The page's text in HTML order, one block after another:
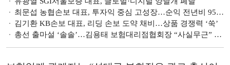
최문섭 농협손보 대표, 투자익 중심 고성장…순익 전년비 95%↑ [금융사 2023 상반기 실적]
김기환 KB손보 대표, 리딩 손보 도약 채비…상품 경쟁력 ‘쑥’
총선 출마설 ‘솔솔’…김용태 보험대리점협회장 “사실무근” 부인